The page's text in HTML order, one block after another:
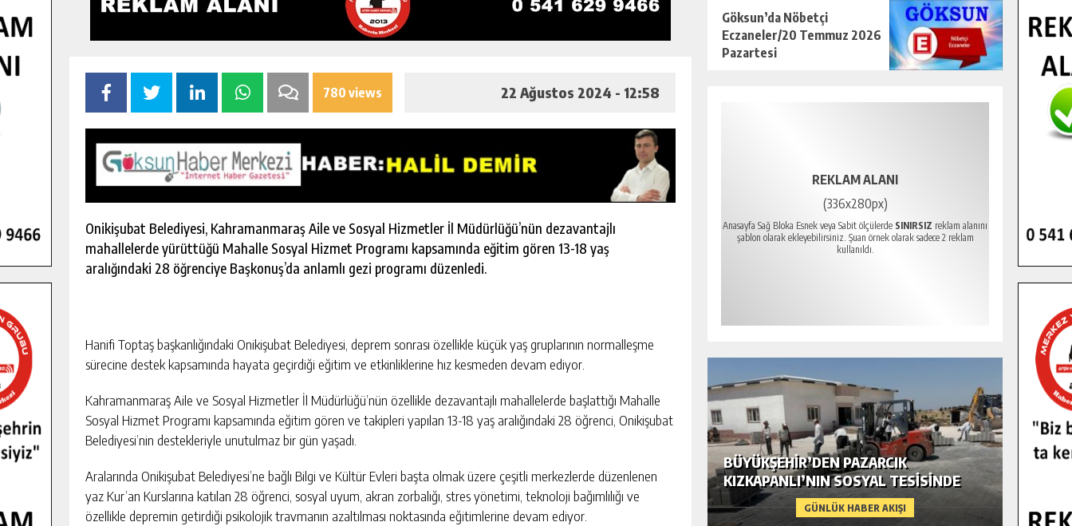
780 views 22 Ağustos 2024 - 12:58
Onikişubat Belediyesi, Kahramanmaraş Aile ve Sosyal Hizmetler İl Müdürlüğü’nün dezavantajlı
mahallelerde yürüttüğü Mahalle Sosyal Hizmet Programı kapsamında eğitim gören 13-18 yaş
aralığındaki 28 öğrenciye Başkonuş’da anlamlı gezi programı düzenledi.
Hanifi Toptaş başkanlığındaki Onikişubat Belediyesi, deprem sonrası özellikle küçük yaş gruplarının normalleşme
sürecine destek kapsamında hayata geçirdiği eğitim ve etkinliklerine hız kesmeden devam ediyor.
Kahramanmaraş Aile ve Sosyal Hizmetler İl Müdürlüğü’nün özellikle dezavantajlı mahallelerde başlattığı Mahalle
Sosyal Hizmet Programı kapsamında eğitim gören ve takipleri yapılan 13-18 yaş aralığındaki 28 öğrenci, Onikişubat
Belediyesi’nin destekleriyle unutulmaz bir gün yaşadı.
Aralarında Onikişubat Belediyesi’ne bağlı Bilgi ve Kültür Evleri başta olmak üzere çeşitli merkezlerde düzenlenen
yaz Kur’an Kurslarına katılan 28 öğrenci, sosyal uyum, akran zorbalığı, stres yönetimi, teknoloji bağımlılığı ve
özellikle depremin getirdiği psikolojik travmanın azaltılması noktasında eğitimlerine devam ediyor.
Göksun’da Nöbetçi
Eczaneler/20 Temmuz 2026
Pazartesi
REKLAM ALANI
(336x280px)
Anasayfa Sağ Bloka Esnek veya Sabit ölçülerde SINIRSIZ reklam alanını
şablon olarak ekleyebilirsiniz. Şuan örnek olarak sadece 2 reklam
kullanıldı.
GÜNLÜK HABER AKIŞI
YENI MEDYA VE FOTOĞRAFÇILIĞI
KEŞFETTI.
GÜNLÜK HABER AKIŞI
ÖĞRENCILERINE DARENDE GEZISI.
GÜNLÜK HABER AKIŞI
BÜYÜKŞEHIR’DEN PAZARCIK
KIZKAPANLI’NIN SOSYAL TESISINDE
ÇEVRE DÜZENLEMESI.